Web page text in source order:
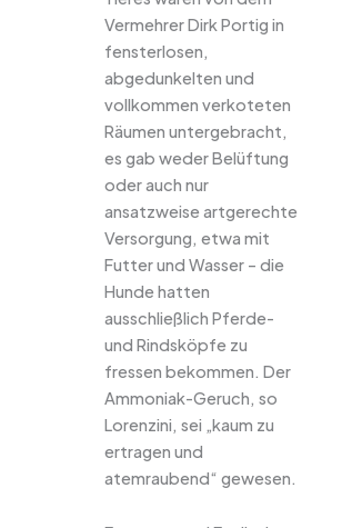
Vermehrer Dirk Portig in
fensterlosen,
abgedunkelten und
vollkommen verkoteten
Räumen untergebracht,
es gab weder Belüftung
oder auch nur
ansatzweise artgerechte
Versorgung, etwa mit
Futter und Wasser – die
Hunde hatten
ausschließlich Pferde-
und Rindsköpfe zu
fressen bekommen. Der
Ammoniak-Geruch, so
Lorenzini, sei „kaum zu
ertragen und
atemraubend“ gewesen.